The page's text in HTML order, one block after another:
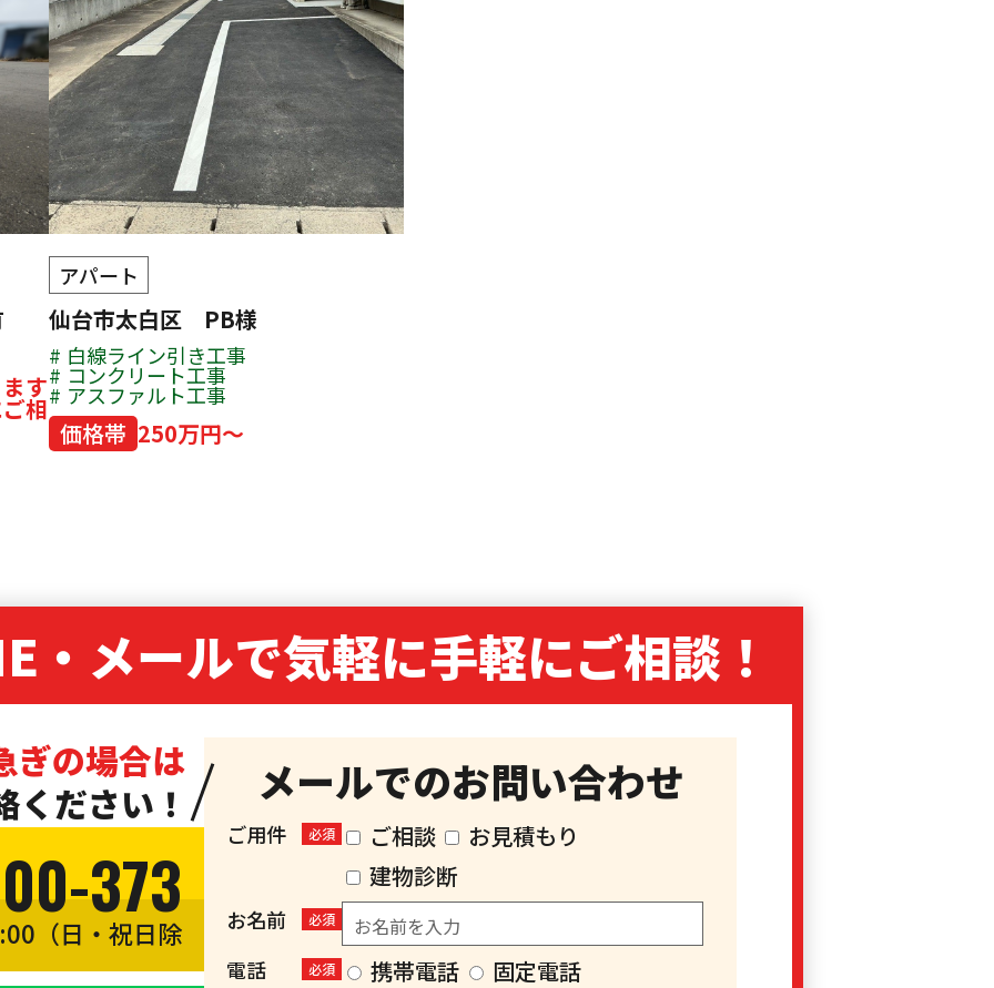
す
相
アパート
仙台市太白区 PB様
白線ライン引き工事
コンクリート工事
アスファルト工事
価格帯 250万円～
・ メールで気軽に手軽にご相談！
ぎの場合は
ください！
373
（日・祝日除
メールでのお問い合わせ
ご用件 必須 ご相談
お見積もり
建物診断
お名前 必須
電話 必須 携帯電話 固定電話